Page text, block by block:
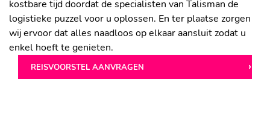
kostbare tijd doordat de specialisten van Talisman de
logistieke puzzel voor u oplossen. En ter plaatse zorgen
wij ervoor dat alles naadloos op elkaar aansluit zodat u
enkel hoeft te genieten.
REISVOORSTEL AANVRAGEN